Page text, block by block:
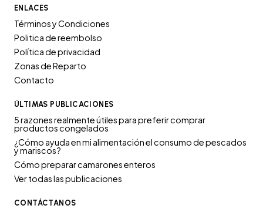
ENLACES
Términos y Condiciones
Politica de reembolso
Política de privacidad
Zonas de Reparto
Contacto
ÚLTIMAS PUBLICACIONES
5 razones realmente útiles para preferir comprar
productos congelados
¿Cómo ayuda en mi alimentación el consumo de pescados
y mariscos?
Cómo preparar camarones enteros
Ver todas las publicaciones
CONTÁCTANOS